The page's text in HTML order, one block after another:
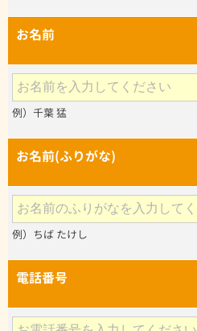
お名前
例）千葉 猛
お名前(ふりがな)
例）ちば たけし
電話番号